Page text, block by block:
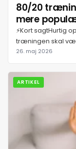
12. juli 2026
13. juli 2026
14. juli 2026
15. juli 2026
16. juli 2026
80/20
mere
⚡Kort sagtHurtig
træningen skal
26. maj 2026
ARTIKEL